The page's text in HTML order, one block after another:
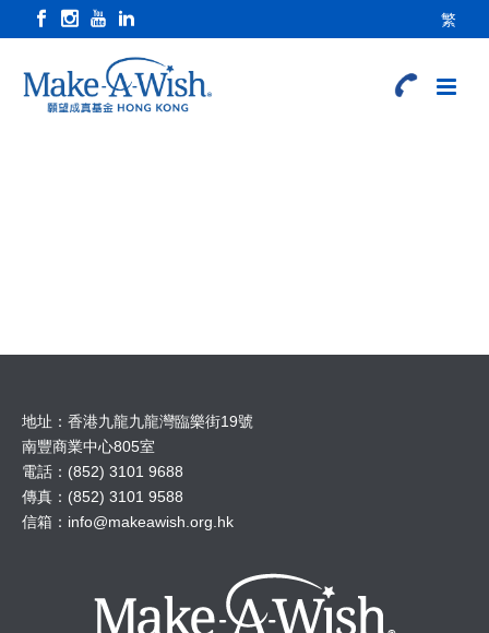
繁
地址：香港九龍九龍灣臨樂街19號
南豐商業中心805室
電話：(852) 3101 9688
傳真：(852) 3101 9588
信箱： info@makeawish.org.hk